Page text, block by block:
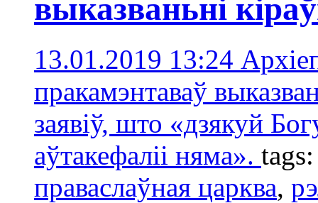
выказваньні
13.01.2019 13:24
пракамэнтаваў
заявіў, што «дзякуй
аўтакефаліі няма».
праваслаўная царква,